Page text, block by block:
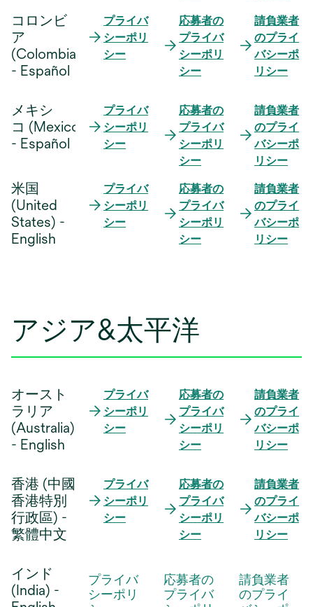
コロンビ
ア
(Colombia)
- Español
プライバ
シーポリ
シー
応募者の
プライバ
シーポリ
シー
請負業者
のプライ
バシーポ
リシー
メキシ
コ (Mexico)
- Español
プライバ
シーポリ
シー
応募者の
プライバ
シーポリ
シー
請負業者
のプライ
バシーポ
リシー
米国
(United
States) -
English
プライバ
シーポリ
シー
応募者の
プライバ
シーポリ
シー
請負業者
のプライ
バシーポ
リシー
アジア&太平洋
オースト
ラリア
(Australia)
- English
プライバ
シーポリ
シー
応募者の
プライバ
シーポリ
シー
請負業者
のプライ
バシーポ
リシー
香港 (中國
香港特別
行政區) -
繁體中文
プライバ
シーポリ
シー
応募者の
プライバ
シーポリ
シー
請負業者
のプライ
バシーポ
リシー
インド
(India) -
プライバ
シーポリ
応募者の
プライバ
請負業者
のプライ